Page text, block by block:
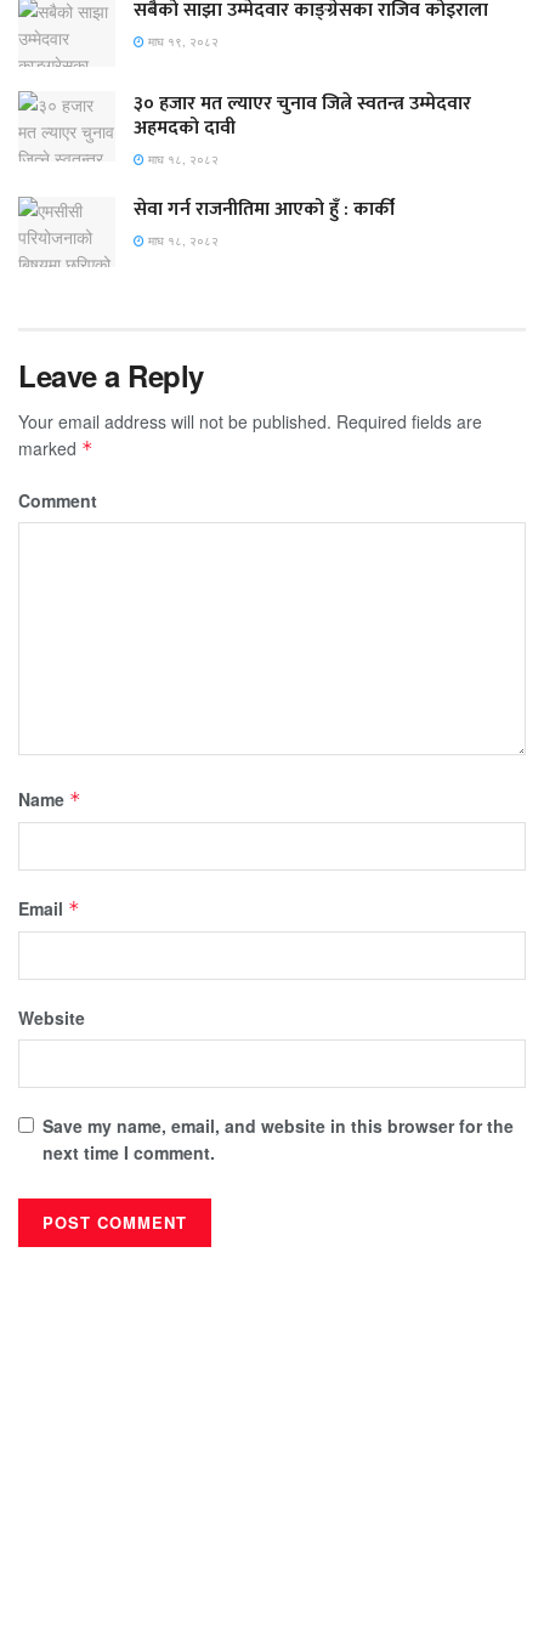
सबैको साझा उम्मेदवार काङ्ग्रेसका राजिव कोइराला
माघ १९, २०८२
३० हजार मत ल्याएर चुनाव जित्ने स्वतन्त्र उम्मेदवार
अहमदको दावी
माघ १८, २०८२
सेवा गर्न राजनीतिमा आएको हुँ : कार्की
माघ १८, २०८२
Leave a Reply
Your email address will not be published. Required fields are
marked *
Comment
Name *
Email *
Website
Save my name, email, and website in this browser for the
next time I comment.